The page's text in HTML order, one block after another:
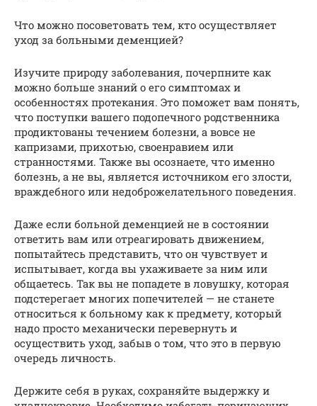
Что можно посоветовать тем, кто осуществляет
уход за больными деменцией?
Изучите природу заболевания, почерпните как
можно больше знаний о его симптомах и
особенностях протекания. Это поможет вам понять,
что поступки вашего подопечного родственника
продиктованы течением болезни, а вовсе не
капризами, прихотью, своенравием или
странностями. Также вы осознаете, что именно
болезнь, а не вы, является источником его злости,
враждебного или недоброжелательного поведения.
Даже если больной деменцией не в состоянии
ответить вам или отреагировать движением,
попытайтесь представить, что он чувствует и
испытывает, когда вы ухаживаете за ним или
общаетесь. Так вы не попадете в ловушку, которая
подстерегает многих попечителей — не станете
относиться к больному как к предмету, который
надо просто механически перевернуть и
осуществить уход, забыв о том, что это в первую
очередь личность.
Держите себя в руках, сохраняйте выдержку и